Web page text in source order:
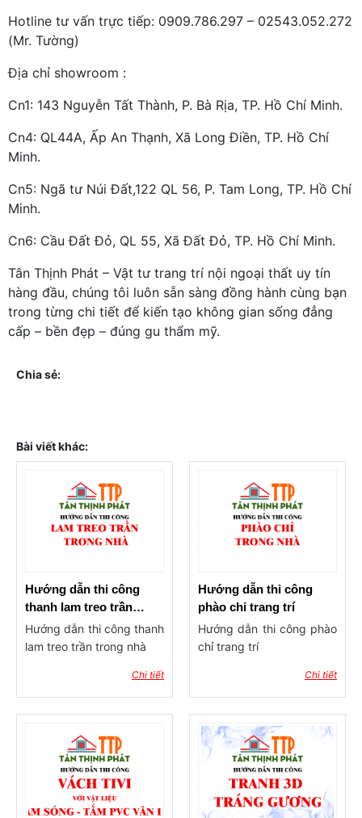
Hotline tư vấn trực tiếp: 0909.786.297 – 02543.052.272
(Mr. Tường)
Địa chỉ showroom :
Cn1: 143 Nguyễn Tất Thành, P. Bà Rịa, TP. Hồ Chí Minh.
Cn4: QL44A, Ấp An Thạnh, Xã Long Điền, TP. Hồ Chí
Minh.
Cn5: Ngã tư Núi Đất,122 QL 56, P. Tam Long, TP. Hồ Chí
Minh.
Cn6: Cầu Đất Đỏ, QL 55, Xã Đất Đỏ, TP. Hồ Chí Minh.
Tân Thịnh Phát – Vật tư trang trí nội ngoại thất uy tín
hàng đầu, chúng tôi luôn sẵn sàng đồng hành cùng bạn
trong từng chi tiết để kiến tạo không gian sống đẳng
cấp – bền đẹp – đúng gu thẩm mỹ.
Chia sẻ:
Bài viết khác:
Hướng dẫn thi công
thanh lam treo trần
trong nhà
Hướng dẫn thi công thanh
lam treo trần trong nhà
Chi tiết
Hướng dẫn thi công
phào chỉ trang trí
Hướng dẫn thi công phào
chỉ trang trí
Chi tiết